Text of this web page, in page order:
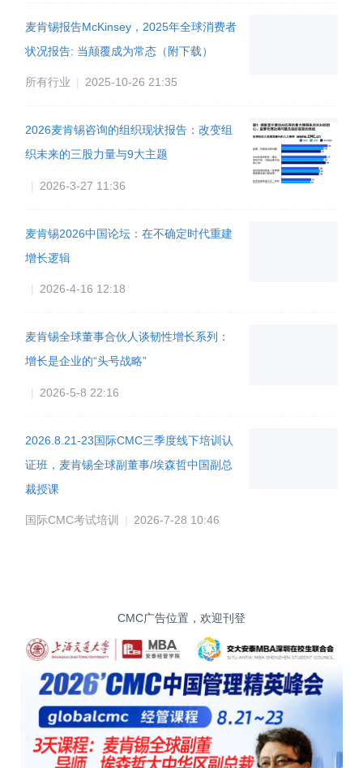
麦肯锡报告McKinsey，2025年全球消费者
状况报告: 当颠覆成为常态（附下载）
所有行业 | 2025-10-26 21:35
2026麦肯锡咨询的组织现状报告：改变组
织未来的三股力量与9大主题
| 2026-3-27 11:36
麦肯锡2026中国论坛：在不确定时代重建
增长逻辑
| 2026-4-16 12:18
麦肯锡全球董事合伙人谈韧性增长系列：
增长是企业的“头号战略”
| 2026-5-8 22:16
2026.8.21-23国际CMC三季度线下培训认
证班，麦肯锡全球副董事/埃森哲中国副总
裁授课
国际CMC考试培训 | 2026-7-28 10:46
CMC广告位置，欢迎刊登